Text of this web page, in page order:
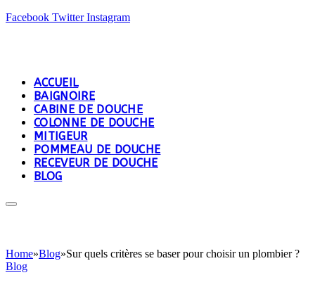
Facebook Twitter Instagram
ACCUEIL
BAIGNOIRE
CABINE DE DOUCHE
COLONNE DE DOUCHE
MITIGEUR
POMMEAU DE DOUCHE
RECEVEUR DE DOUCHE
BLOG
Home»Blog»Sur quels critères se baser pour choisir un plombier ?
Blog